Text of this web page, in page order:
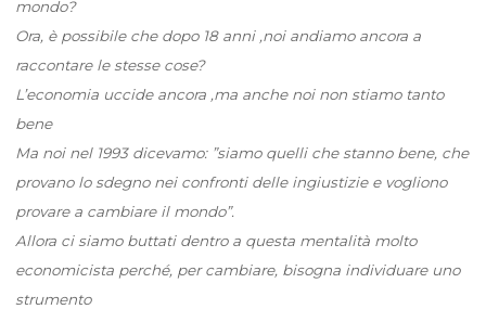
mondo?
Ora, è possibile che dopo 18 anni ,noi andiamo ancora a
raccontare le stesse cose?
L’economia uccide ancora ,ma anche noi non stiamo tanto
bene
Ma noi nel 1993 dicevamo: ”siamo quelli che stanno bene, che
provano lo sdegno nei confronti delle ingiustizie e vogliono
provare a cambiare il mondo”.
Allora ci siamo buttati dentro a questa mentalità molto
economicista perché, per cambiare, bisogna individuare uno
strumento